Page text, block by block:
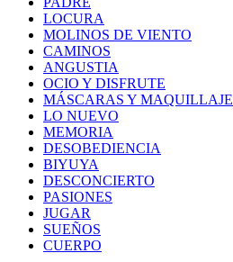
LOCURA
MOLINOS DE VIENTO
CAMINOS
ANGUSTIA
OCIO Y DISFRUTE
MÁSCARAS Y MAQUILLAJE
LO NUEVO
MEMORIA
DESOBEDIENCIA
BIYUYA
DESCONCIERTO
PASIONES
JUGAR
SUEÑOS
CUERPO